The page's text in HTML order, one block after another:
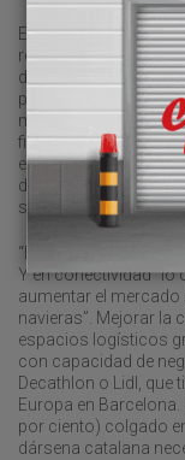
El tercer hándicap es
reconoció que se ha
de una línea por falta
permitir”. La
medioambientales
finales de 2026 y
estos tres retos y de
dársena catalana
seguridad, la
“Los clientes nos
Y en conectividad
aumentar el
navieras”. Mejorar la
espacios logísticos
con capacidad de
Decathlon o Lidl, que
Europa en
por ciento) colgado
dársena catalana